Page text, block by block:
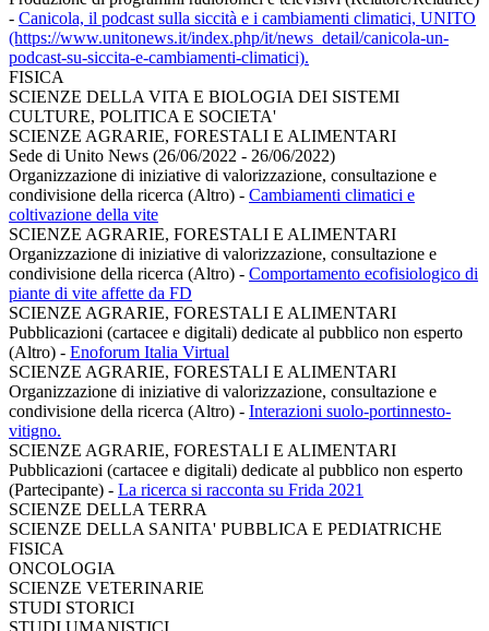
- Canicola, il podcast sulla siccità e i cambiamenti climatici, UNITO
(https://www.unitonews.it/index.php/it/news_detail/canicola-un-
podcast-su-siccita-e-cambiamenti-climatici).
FISICA
SCIENZE DELLA VITA E BIOLOGIA DEI SISTEMI
CULTURE, POLITICA E SOCIETA'
SCIENZE AGRARIE, FORESTALI E ALIMENTARI
Sede di Unito News (26/06/2022 - 26/06/2022)
Organizzazione di iniziative di valorizzazione, consultazione e
condivisione della ricerca (Altro) - Cambiamenti climatici e
coltivazione della vite
SCIENZE AGRARIE, FORESTALI E ALIMENTARI
Organizzazione di iniziative di valorizzazione, consultazione e
condivisione della ricerca (Altro) - Comportamento ecofisiologico di
piante di vite affette da FD
SCIENZE AGRARIE, FORESTALI E ALIMENTARI
Pubblicazioni (cartacee e digitali) dedicate al pubblico non esperto
(Altro) - Enoforum Italia Virtual
SCIENZE AGRARIE, FORESTALI E ALIMENTARI
Organizzazione di iniziative di valorizzazione, consultazione e
condivisione della ricerca (Altro) - Interazioni suolo-portinnesto-
vitigno.
SCIENZE AGRARIE, FORESTALI E ALIMENTARI
Pubblicazioni (cartacee e digitali) dedicate al pubblico non esperto
(Partecipante) - La ricerca si racconta su Frida 2021
SCIENZE DELLA TERRA
SCIENZE DELLA SANITA' PUBBLICA E PEDIATRICHE
FISICA
ONCOLOGIA
SCIENZE VETERINARIE
STUDI STORICI
STUDI UMANISTICI